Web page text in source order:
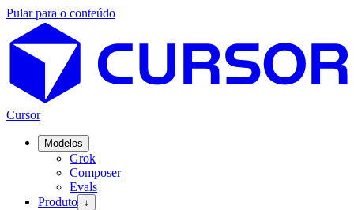
Pular para o conteúdo
Cursor
Modelos
Grok
Composer
Evals
Produto ↓